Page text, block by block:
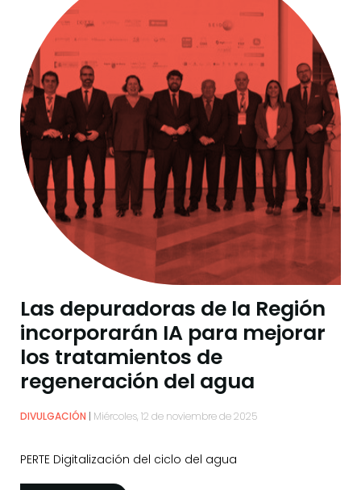
Las depuradoras de la Región
incorporarán IA para mejorar
los tratamientos de
regeneración del agua
DIVULGACIÓN Miércoles, 12 de noviembre de 2025
PERTE Digitalización del ciclo del agua